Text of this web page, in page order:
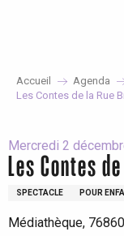
Accueil Agenda
Les Contes de la Rue
Mercredi 2
Les Contes
SPECTACLE POUR
Médiathèque,